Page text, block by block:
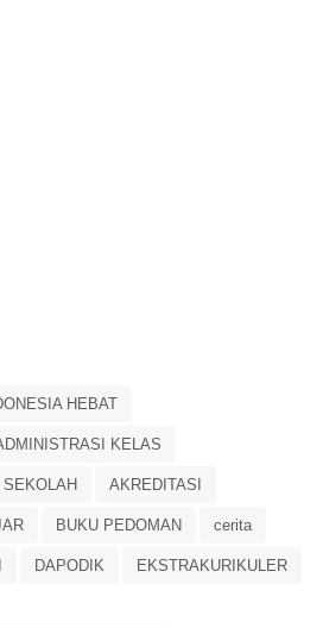
HEBAT
KELAS
AKREDITASI
BUKU PEDOMAN cerita
DAPODIK EKSTRAKURIKULER